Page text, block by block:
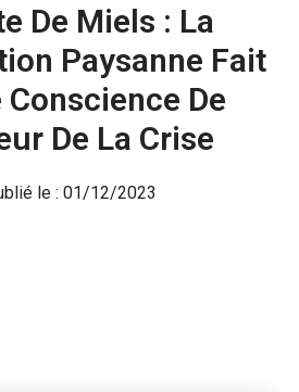
De Miels : La
Paysanne Fait
Conscience De
De La Crise
le : 01/12/2023